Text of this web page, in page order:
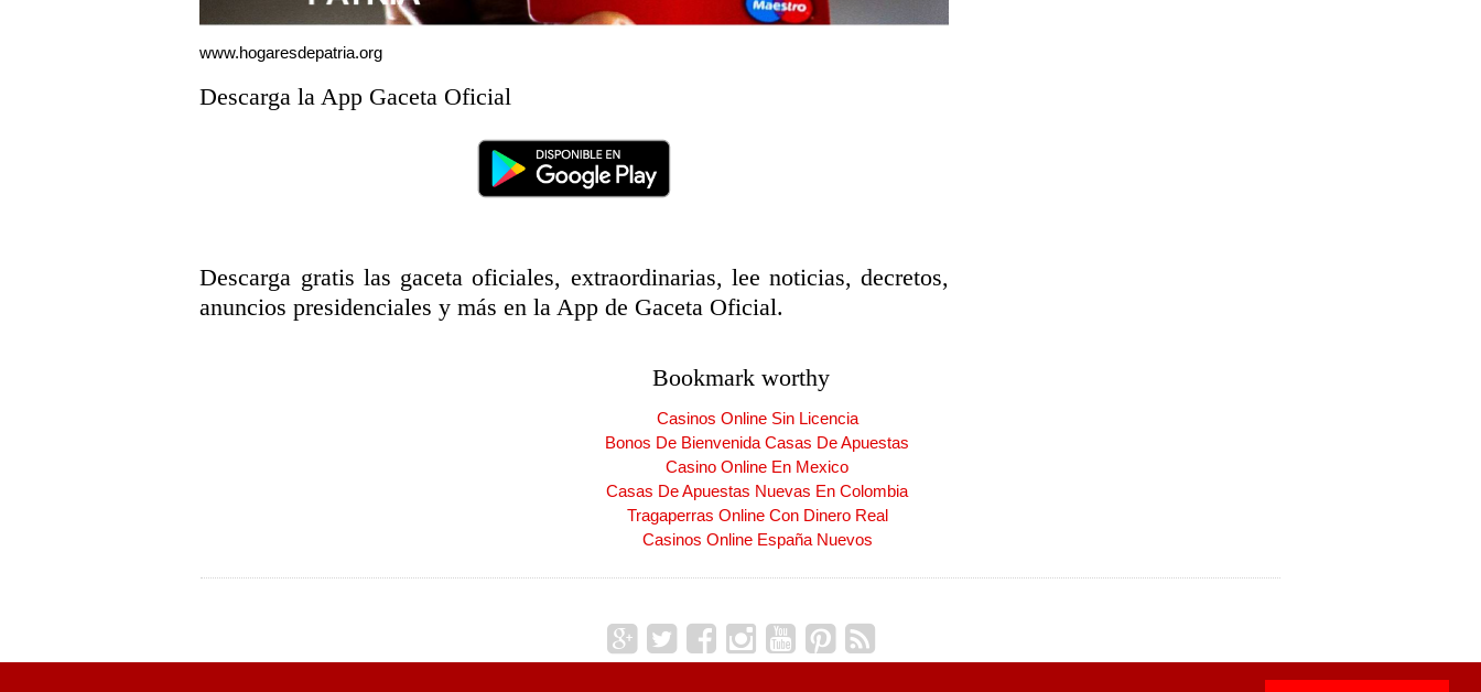
www.hogaresdepatria.org
Descarga la App Gaceta Oficial
Descarga gratis las gaceta oficiales, extraordinarias, lee noticias, decretos,
anuncios presidenciales y más en la App de Gaceta Oficial.
Bookmark worthy
Casinos Online Sin Licencia
Bonos De Bienvenida Casas De Apuestas
Casino Online En Mexico
Casas De Apuestas Nuevas En Colombia
Tragaperras Online Con Dinero Real
Casinos Online España Nuevos